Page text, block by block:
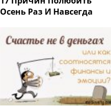
Осень Раз И Навсегда